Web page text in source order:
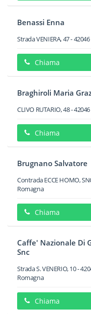
Benassi Enna
Strada VENIERA, 47-42046
Chiama
Braghiroli Maria
CLIVO RUTARIO, 48-42046
Chiama
Brugnano Salvatore
Contrada ECCE HOMO,
Romagna
Chiama
Caffe' Nazionale Di
Snc
Strada S. VENERIO, 10-
Romagna
Chiama